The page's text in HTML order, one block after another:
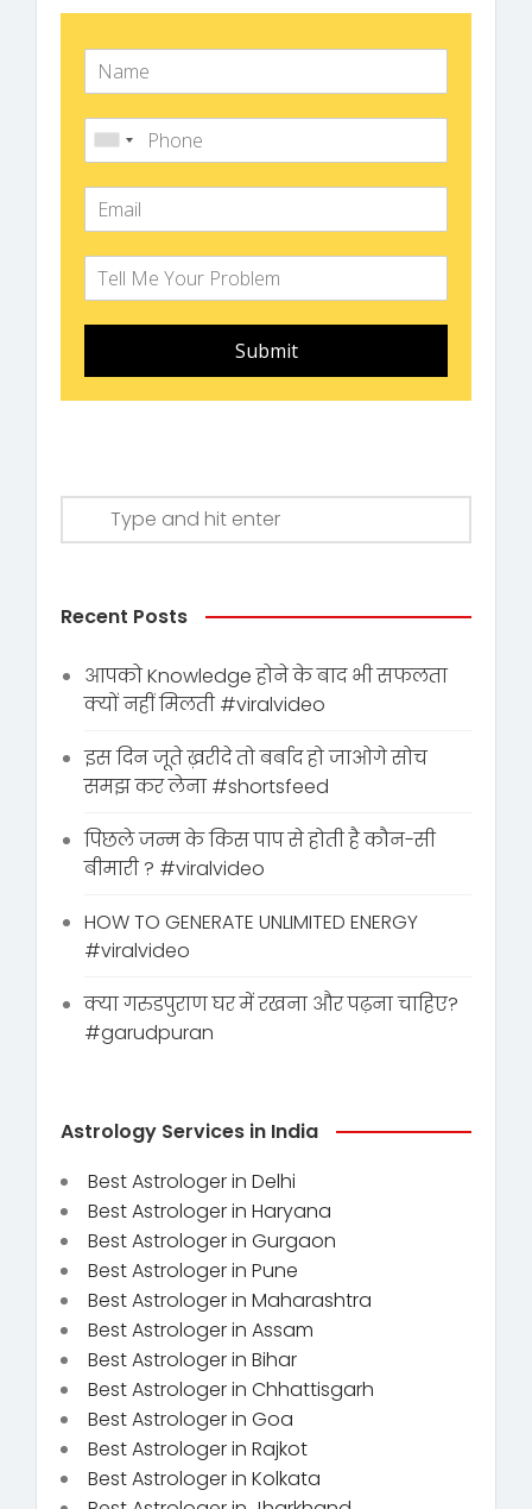
Submit
Recent Posts
आपको Knowledge होने के बाद भी सफलता
क्यों नहीं मिलती #viralvideo
इस दिन जूते ख़रीदे तो बर्बाद हो जाओगे सोच
समझ कर लेना #shortsfeed
पिछले जन्म के किस पाप से होती है कौन-सी
बीमारी ? #viralvideo
HOW TO GENERATE UNLIMITED ENERGY
#viralvideo
क्या गरुडपुराण घर में रखना और पढ़ना चाहिए?
#garudpuran
Astrology Services in India
Best Astrologer in Delhi
Best Astrologer in Haryana
Best Astrologer in Gurgaon
Best Astrologer in Pune
Best Astrologer in Maharashtra
Best Astrologer in Assam
Best Astrologer in Bihar
Best Astrologer in Chhattisgarh
Best Astrologer in Goa
Best Astrologer in Rajkot
Best Astrologer in Kolkata